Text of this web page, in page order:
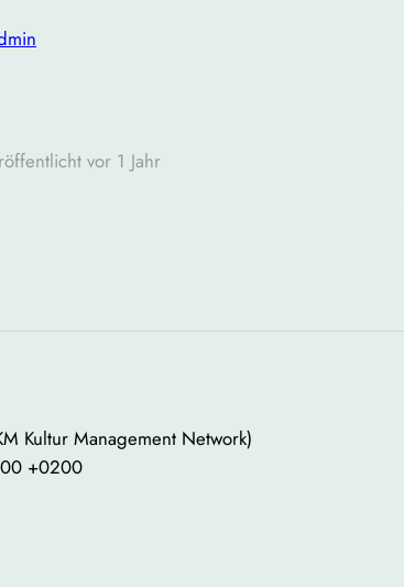
vor 1 Jahr
Kultur Management Network)
+0200